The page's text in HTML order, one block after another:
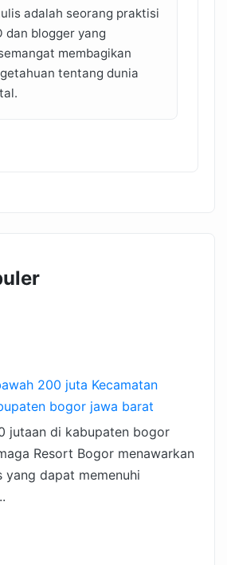
adalah seorang praktisi
dan blogger yang
membagikan
tentang dunia
200 juta Kecamatan
bogor jawa barat
jutaan di kabupaten bogor
Resort Bogor menawarkan
yang dapat memenuhi